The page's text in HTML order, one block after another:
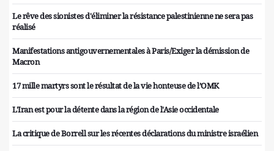
Le rêve des sionistes d'éliminer la résistance palestinienne ne sera pas
réalisé
Manifestations antigouvernementales à Paris/Exiger la démission de
Macron
17 mille martyrs sont le résultat de la vie honteuse de l’OMK
L'Iran est pour la détente dans la région de l'Asie occidentale
La critique de Borrell sur les récentes déclarations du ministre israélien